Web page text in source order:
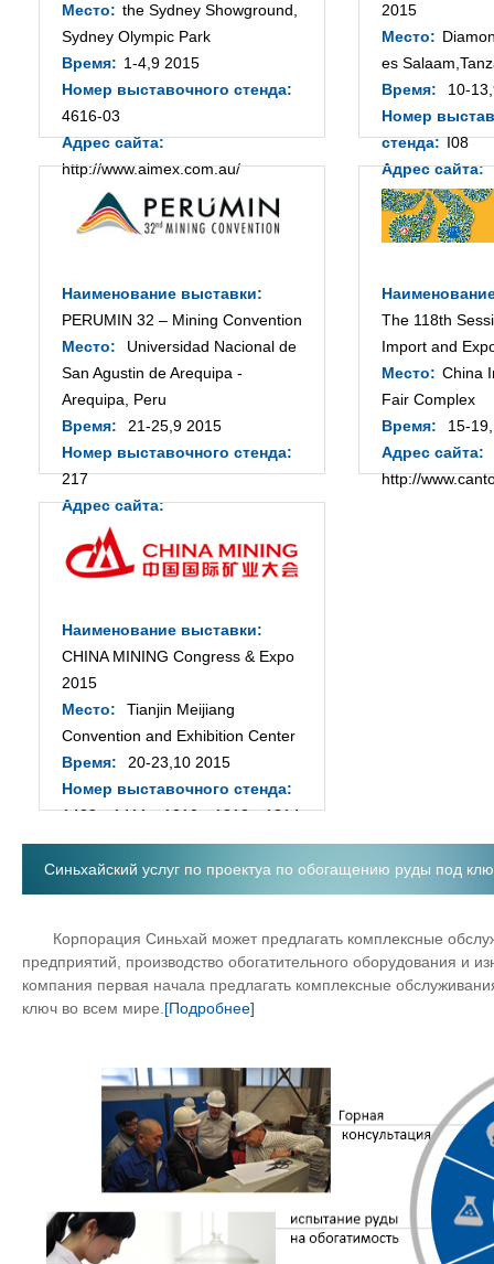
Место: the Sydney Showground,
Sydney Olympic Park
Время: 1-4,9 2015
Номер выставочного стенда:
4616-03
Адрес сайта:
http://www.aimex.com.au/
2015
Место:
es
Время:
10-
Номер
стенда: I08
Адрес сайта:
http://
com/
Наименование выставки:
PERUMIN 32 – Mining Convention
Место:
Universidad Nacional de
San Agustin de Arequipa -
Arequipa, Peru
Время:
21-25,9 2015
Номер выставочного стенда:
217
Адрес сайта:
http://www.convencionminera.com
/perumin32/en/
The 118th
Import and
Место: China
Fair Complex
Время:
15-
Адрес сайта:
http://
Наименование выставки:
CHINA MINING Congress & Expo
2015
Место:
Tianjin Meijiang
Convention and Exhibition Center
Время:
20-23,10 2015
Номер выставочного стенда:
1409、1411、1310、1312、1314
Адрес сайта:
http://www.chinaminingtj.org/
Синьхайский услуг по проектуа по обогащению руды под
Корпорация Синьхай может предлагать комплексные
предприятий, производство обогатительного оборудования и
компания первая начала предлагать комплексные
ключ во всем мире. [Подробнее]